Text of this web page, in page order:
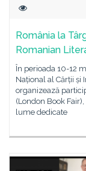
România la
Romanian
În perioada 10-12
Național al Cărții și
organizează
(London Book
lume dedicate